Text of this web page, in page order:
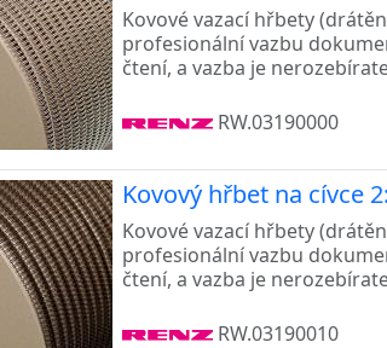
Kovové vazací hřbety
profesionální vazbu
čtení, a vazba je
RW.03190000
Kovový hřbet na cívce
Kovové vazací hřbety
profesionální vazbu
čtení, a vazba je
RW.03190010